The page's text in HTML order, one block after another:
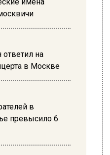
на
в Москве
в
превысило 6